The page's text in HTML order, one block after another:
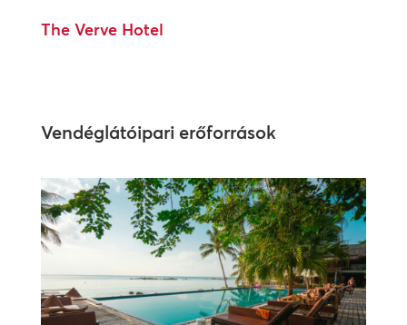
The Verve Hotel
Vendéglátóipari erőforrások